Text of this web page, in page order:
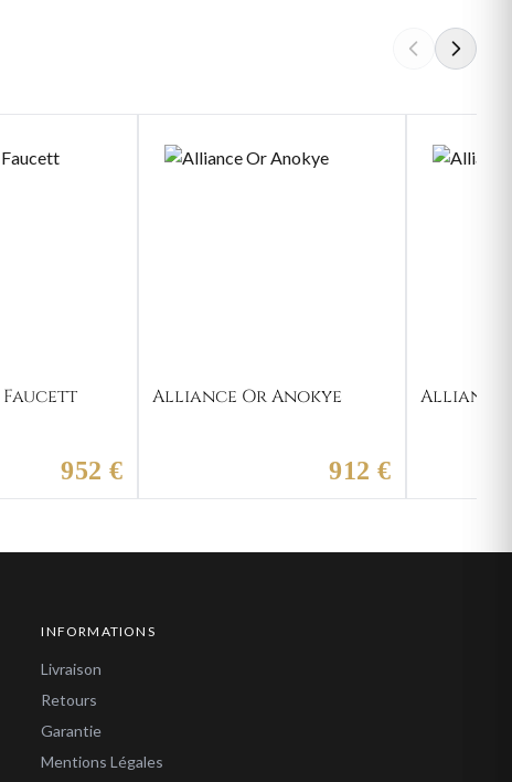
952 €
Alliance Or Anokye
912 €
Alliance
INFORMATIONS
Livraison
Retours
Garantie
Mentions Légales